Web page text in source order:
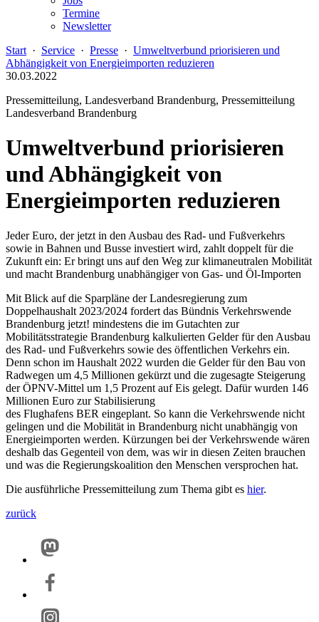
Termine
Newsletter
Start · Service · Presse · Umweltverbund priorisieren und
Abhängigkeit von Energieimporten reduzieren
30.03.2022
Pressemitteilung, Landesverband Brandenburg, Pressemitteilung
Landesverband Brandenburg
Umweltverbund priorisieren
und Abhängigkeit von
Energieimporten reduzieren
Jeder Euro, der jetzt in den Ausbau des Rad- und Fußverkehrs
sowie in Bahnen und Busse investiert wird, zahlt doppelt für die
Zukunft ein: Er bringt uns auf den Weg zur klimaneutralen Mobilität
und macht Brandenburg unabhängiger von Gas- und Öl-Importen
Mit Blick auf die Sparpläne der Landesregierung zum
Doppelhaushalt 2023/2024 fordert das Bündnis Verkehrswende
Brandenburg jetzt! mindestens die im Gutachten zur
Mobilitätsstrategie Brandenburg kalkulierten Gelder für den Ausbau
des Rad- und Fußverkehrs sowie des öffentlichen Verkehrs ein.
Denn schon im Haushalt 2022 wurden die Gelder für den Bau von
Radwegen um 4,5 Millionen gekürzt und die zugesagte Steigerung
der ÖPNV-Mittel um 1,5 Prozent auf Eis gelegt. Dafür wurden 146
Millionen Euro zur Stabilisierung
des Flughafens BER eingeplant. So kann die Verkehrswende nicht
gelingen und die Mobilität in Brandenburg nicht unabhängig von
Energieimporten werden. Kürzungen bei der Verkehrswende wären
deshalb das Gegenteil von dem, was wir in diesen Zeiten brauchen
und was die Regierungskoalition den Menschen versprochen hat.
Die ausführliche Pressemitteilung zum Thema gibt es hier.
zurück